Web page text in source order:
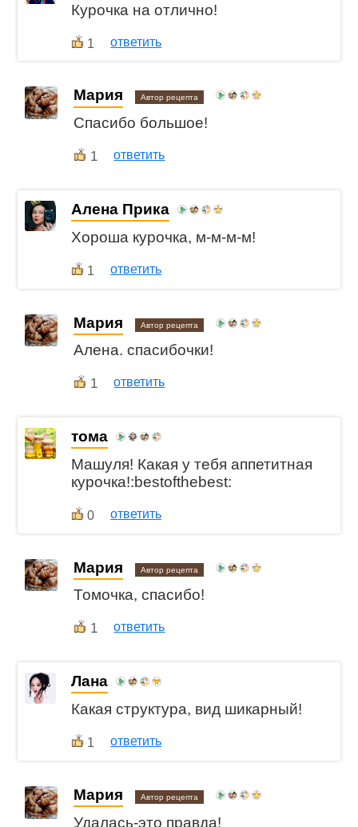
Курочка на отлично!
1 ответить
Мария Автор рецепта
Спасибо большое!
1 ответить
Алена Прика
Хороша курочка, м-м-м-м!
1 ответить
Мария Автор рецепта
Алена. спасибочки!
1 ответить
тома
Машуля! Какая у тебя аппетитная
курочка!:bestofthebest:
0 ответить
Мария Автор рецепта
Томочка, спасибо!
1 ответить
Лана
Какая структура, вид шикарный!
1 ответить
Мария Автор рецепта
Удалась-это правда!